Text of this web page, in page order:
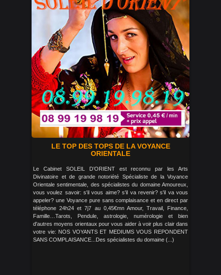
LE TOP DES TOPS DE LA VOYANCE
ORIENTALE
Le Cabinet SOLEIL D’ORIENT est reconnu par les Arts
Divinatoire et de grande notoriété Spécialiste de la Voyance
Orientale sentimentale, des spécialistes du domaine Amoureux,
vous voulez savoir: s'il vous aime? s'il va revenir? s'il va vous
appeler? une Voyance pure sans complaisance et en direct par
téléphone 24h24 et 7j7 au 0,45€mn Amour, Travail, Finance,
Famille…Tarots, Pendule, astrologie, numérologie et bien
d'autres moyens orientaux pour vous aider à voir plus clair dans
votre vie: NOS VOYANTS ET MEDIUMS VOUS REPONDENT
SANS COMPLAISANCE...Des spécialistes du domaine (...)